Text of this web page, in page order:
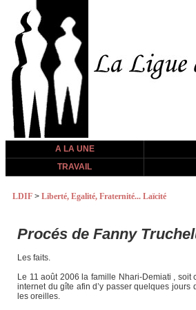
A LA UNE
TRAVAIL
LDIF > Liberté, Egalité, Fraternité... Laïcité
Procés de Fanny
Les faits.
Le 11 août 2006 la famille Nhari-Demiati ,
internet du gîte afin d’y passer quelques
les oreilles.